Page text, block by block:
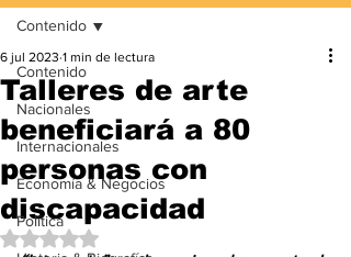
Contenido
Nacionales
Internacionales
Economía & Negocios
Política
Contenido
Talleres de arte
beneficiará a 80
personas con
discapacidad
6 jul 2023 1 min de lectura
Obtuvo NaN de 5 estrellas.